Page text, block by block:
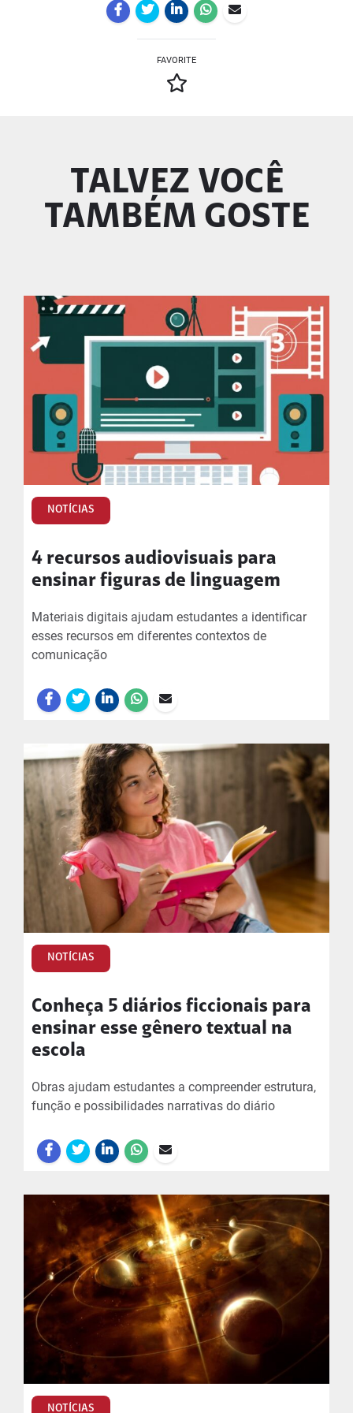
FAVORITE
TALVEZ VOCÊ
TAMBÉM GOSTE
NOTÍCIAS
4 recursos audiovisuais para
ensinar figuras de linguagem
Materiais digitais ajudam estudantes a identificar
esses recursos em diferentes contextos de
comunicação
NOTÍCIAS
Conheça 5 diários ficcionais para
ensinar esse gênero textual na
escola
Obras ajudam estudantes a compreender estrutura,
função e possibilidades narrativas do diário
NOTÍCIAS